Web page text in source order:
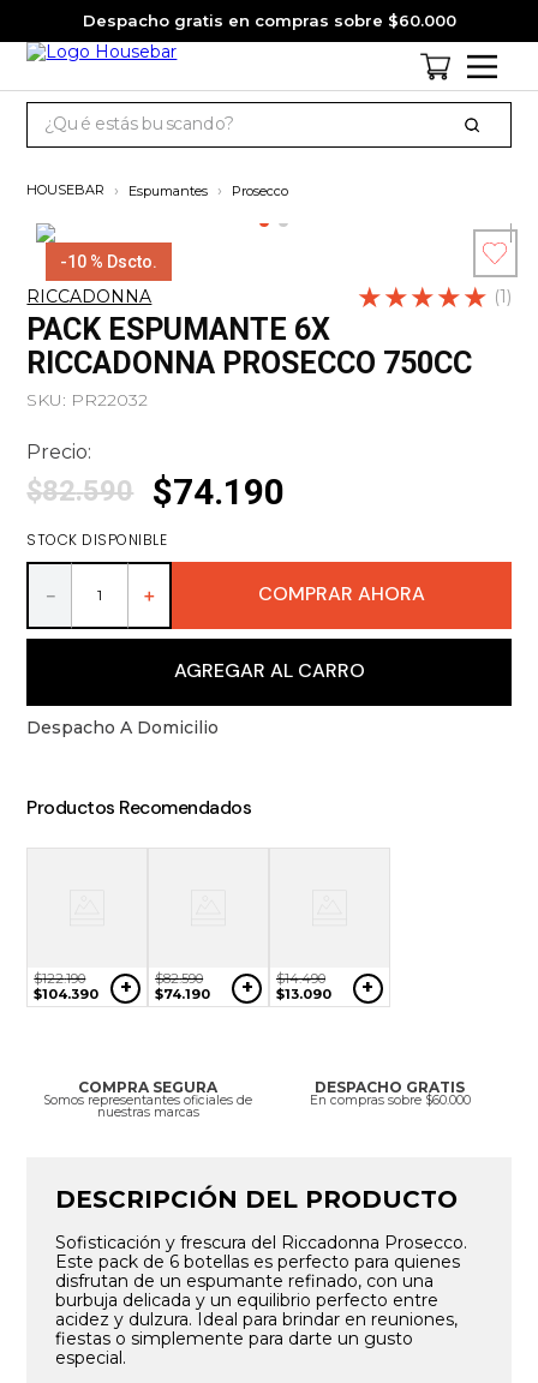
Despacho gratis en compras sobre $60.000
pack
3.
gin
4.
jagermeister
5.
miniatura
7.
whisky
8.
ron
9.
packs
vino
Espumantes Prosecco
-10 % Dscto.
RICCADONNA ★★★★★ (1)
Escribe un
comentario
PACK ESPUMANTE 6X
RICCADONNA PROSECCO 750CC
SKU: PR22032
Precio:
$82.590 $74.190
STOCK DISPONIBLE
＋
－ COMPRAR AHORA
AGREGAR AL CARRO
Despacho A Domicilio
Productos Recomendados
$122.190
$104.390 + $82.590
$74.190 + $14.490
$13.090 +
COMPRA SEGURA
Somos representantes oficiales de
nuestras marcas
DESPACHO GRATIS
En compras sobre $60.000
DESCRIPCIÓN DEL PRODUCTO
Sofisticación y frescura del Riccadonna Prosecco.
Este pack de 6 botellas es perfecto para quienes
disfrutan de un espumante refinado, con una
burbuja delicada y un equilibrio perfecto entre
acidez y dulzura. Ideal para brindar en reuniones,
fiestas o simplemente para darte un gusto
especial.